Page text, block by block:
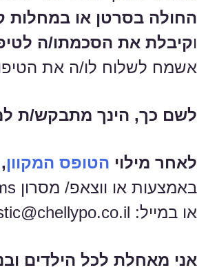
החולה בסרטן או במחלות
וקיבלת את הסכמתו/ה
אשמח לשלוח לו/ה את
לשם כך, הינך מתבקש/ת
לאחר מילוי הטופס המקוון
באמצעות או ווצאפ/ מסרון sms לטל':
או במייל: holistic@chellypo.co.il
אני מאחלת לכל הילדים